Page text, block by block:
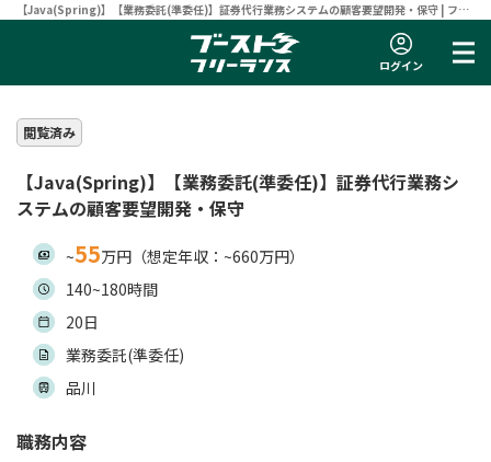
【Java(Spring)】【業務委託(準委任)】証券代行業務システムの顧客要望開発・保守 | フリ
ーランスエンジニア向け案件サイト 【ブーストフリーランス】
ログイン
閲覧済み
【Java(Spring)】【業務委託(準委任)】証券代行業務シ
ステムの顧客要望開発・保守
~55万円（想定年収：~660万円）
140~180時間
20日
業務委託(準委任)
品川
職務内容